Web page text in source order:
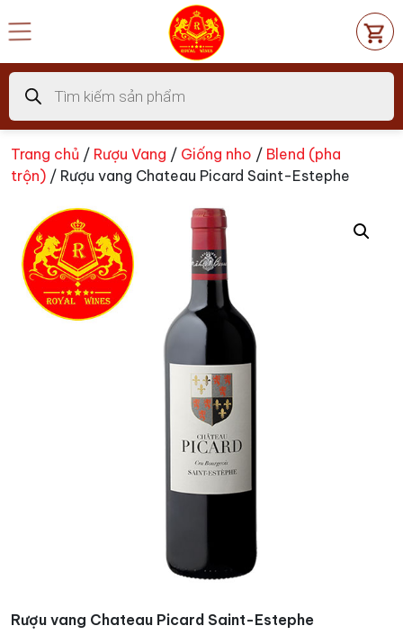
đến
dung
Tìm
kiếm
sản
phẩm
Trang chủ / Rượu Vang / Giống nho / Blend (pha
trộn) / Rượu vang Chateau Picard Saint-Estephe
Rượu vang Chateau Picard Saint-Estephe